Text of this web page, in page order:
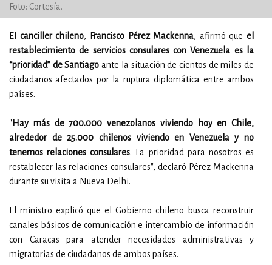
Foto: Cortesía.
El canciller chileno, Francisco Pérez Mackenna, afirmó que el
restablecimiento de servicios consulares con Venezuela es la
“prioridad” de Santiago ante la situación de cientos de miles de
ciudadanos afectados por la ruptura diplomática entre ambos
países.
" Hay más de 700.000 venezolanos viviendo hoy en Chile,
alrededor de 25.000 chilenos viviendo en Venezuela y no
tenemos relaciones consulares. La prioridad para nosotros es
restablecer las relaciones consulares", declaró Pérez Mackenna
durante su visita a Nueva Delhi.
El ministro explicó que el Gobierno chileno busca reconstruir
canales básicos de comunicación e intercambio de información
con Caracas para atender necesidades administrativas y
migratorias de ciudadanos de ambos países.